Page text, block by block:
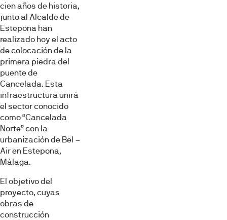
cien años de historia,
junto al Alcalde de
Estepona han
realizado hoy el acto
de colocación de la
primera piedra del
puente de
Cancelada. Esta
infraestructura unirá
el sector conocido
como “Cancelada
Norte” con la
urbanización de Bel –
Air en Estepona,
Málaga.
El objetivo del
proyecto, cuyas
obras de
construcción